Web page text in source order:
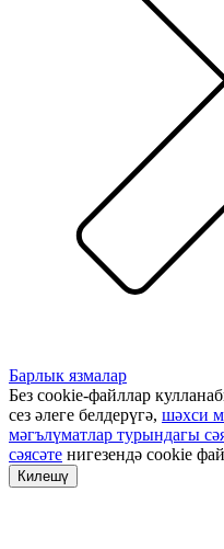
Барлык язмалар
Без cookie-файллар
сез әлеге белдерүгә, шәхси
мәгълүматлар турындагы
сәясәте нигезендә cookie
Килешү